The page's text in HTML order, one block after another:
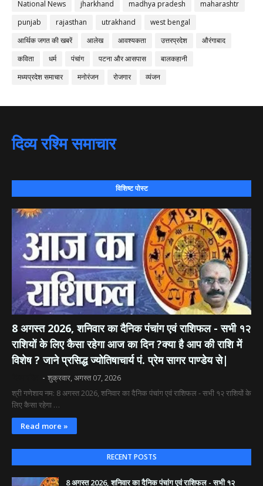
National News jharkhand madhya pradesh
maharashtr
punjab
rajasthan utrakhand
west bengal
आर्थिक जगत की खबरें
आलेख आवश्यकता उत्तरप्रदेश
औरंगाबाद
कविता
धर्म पंचांग पटना और आसपास
बालकहानी
मध्यप्रदेश समाचार
मनोरंजन रोजगार व्यंजन
दिव्य रश्मि समाचार
विशिष्ट पोस्ट
8 अगस्त 2026, शनिवार का दैनिक पंचांग एवं राशिफल - सभी १२
राशियों के लिए कैसा रहेगा आज का दिन ?क्या है आप की राशि में
विशेष ? जाने प्रसिद्ध ज्योतिषाचार्य पं. प्रेम सागर पाण्डेय से|
शुक्रवार, अगस्त 07, 2026
श्री गणेशाय नम: 8 अगस्त 2026, शनिवार का दैनिक पंचांग एवं राशिफल - सभी १२ राशियों के
लिए कैसा रहेगा …
Read more »
RECENT POSTS
8 अगस्त 2026, शनिवार का दैनिक पंचांग एवं राशिफल - सभी १२